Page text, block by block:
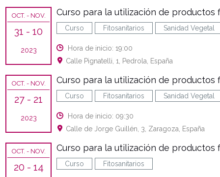
OCT. - NOV.
31 - 10
2023
Curso para la utilización de productos
Curso Fitosanitarios Sanidad Vegetal
Hora de inicio: 19:00
Calle Pignatelli, 1, Pedrola, España
OCT. - NOV.
27 - 21
2023
Curso para la utilización de productos
Curso Fitosanitarios Sanidad Vegetal
Hora de inicio: 09:30
Calle de Jorge Guillén, 3, Zaragoza, España
OCT. - NOV.
20 - 14
Curso para la utilización de productos
Curso Fitosanitarios